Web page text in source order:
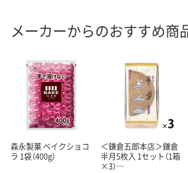
メーカーからのおすすめ商
森永製菓 ベイクショコ
ラ 1袋（400g）
＜鎌倉五郎本店＞鎌倉
半月5枚入 1セット（1箱
×3）…